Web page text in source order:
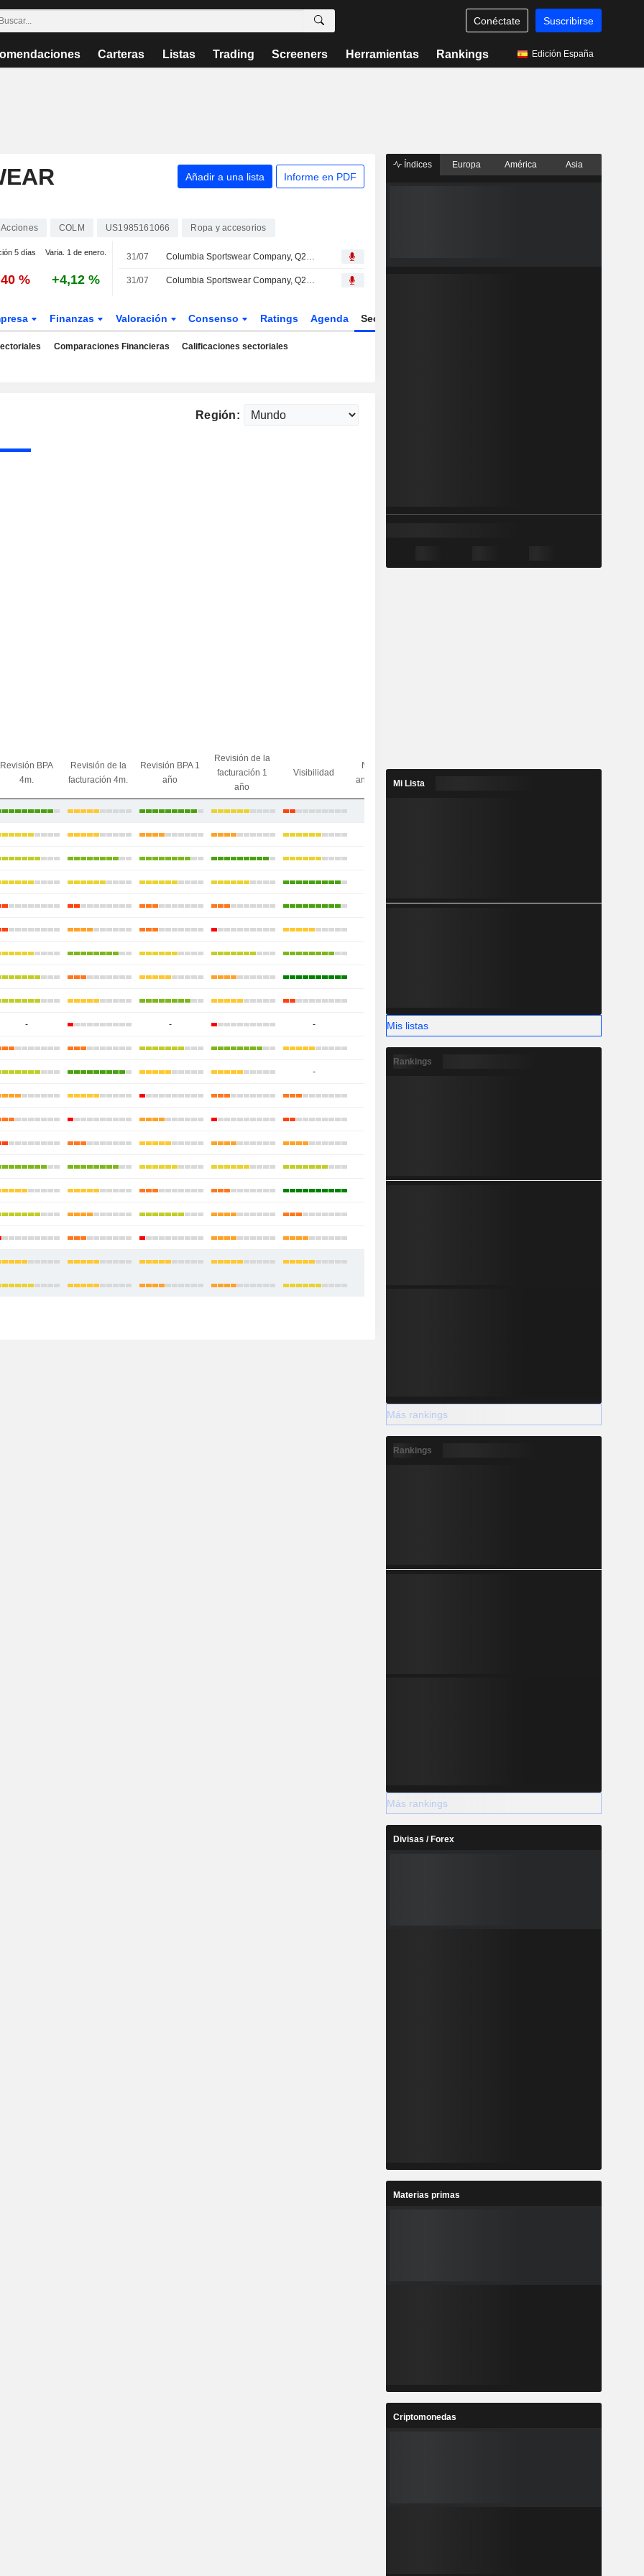
Conéctate Suscribirse
Carteras Listas Trading Screeners Herramientas Rankings Edición España
Añadir a una lista Informe en PDF
Acciones COLM US1985161066 Ropa y accesorios
5 días Varia. 1 de enero.
% +4,12 %
31/07 Columbia Sportswear Company, Q2 2026 Pre Recorded Earnings Call, Jul 30, 2026
31/07 Columbia Sportswear Company, Q2 2026 Earnings Call, Jul 30, 2026
Finanzas Valoración Consenso Ratings Agenda Sector
Comparaciones Financieras Calificaciones sectoriales
Región:
Revisión BPA
4m.
Revisión de la
facturación 4m.
Revisión BPA 1
año
Revisión de la
facturación 1
año
Visibilidad
N.º de
analistas
- - -
-
Índices Europa América Asia
Mi Lista
Mis listas
Rankings
Más rankings
Rankings
Más rankings
Divisas / Forex
Materias primas
Criptomonedas